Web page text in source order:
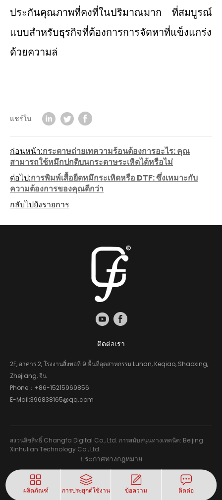
ประกันคุณภาพที่คงที่ในปริมาณมาก ที่สมบูรณ์
แบบสําหรับธุรกิจที่ต้องการการจัดหาที่แข็งแกร่ง
ด้วยความล่
แชร์ใน
ก่อนหน้า:กระดาษถ่ายเทความร้อนต้องการอะไร: คุณ
สามารถใช้หมึกปกติบนกระดาษระเหิดได้หรือไม่
ต่อไป:การพิมพ์เสื้อยืดหมึกระเหิดหรือ DTF: ซึ่งเหมาะกับ
ความต้องการของคุณดีกว่า
กลับไปยังรายการ
ติดต่อเรา
2F, อาคาร 2, โรงงานสิ่งทอที่ 9 พื้นที่อุตสาหกรรม Lunan, Keqiao, Shaoxing,
Zhejiang, จีน
Phone： +86-15215969856
E-Mail:396838165@qq.com
สงวนลิขสิทธิ์ Changfa Digital Co., Ltd. การสนับสนุนทางเทคนิค: Beijing
Xinhulian Technology Co., Ltd.
ประกาศทางกฎหมาย
ผลิตภัณฑ์ การประยุกต์ใช้งาน ข้อความ ติดต่อ